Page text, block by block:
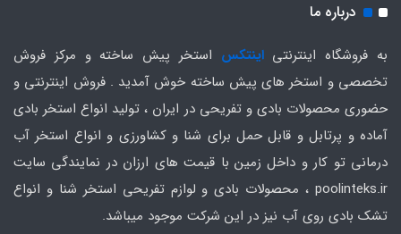
درباره ما
به فروشگاه اینترنتیاینتکس استخر پیش ساخته و مرکز فروش
تخصصی و استخر های پیش ساخته خوش آمدید . فروش اینترنتی و
حضوری محصولات بادی و تفریحی در ایران ، تولید انواع استخر بادی
آماده و پرتابل و قابل حمل برای شنا و کشاورزی و انواع استخر آب
درمانی تو کار و داخل زمین با قیمت های ارزان در نمایندگی سایت
poolinteks.ir ، محصولات بادی و لوازم تفریحی استخر شنا و انواع
تشک بادی روی آب نیز در این شرکت موجود میباشد.